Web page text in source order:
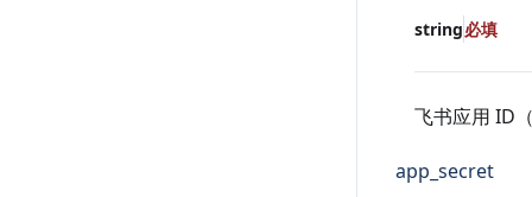
string必填
飞书应用 ID
app_secret